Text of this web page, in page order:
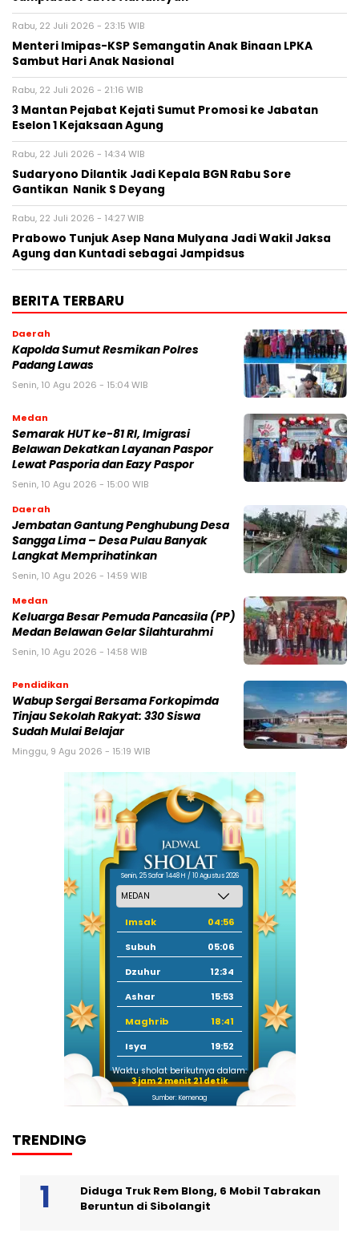
Rabu, 22 Juli 2026 - 23:15 WIB
Menteri Imipas-KSP Semangatin Anak Binaan LPKA
Sambut Hari Anak Nasional
Rabu, 22 Juli 2026 - 21:16 WIB
3 Mantan Pejabat Kejati Sumut Promosi ke Jabatan
Eselon 1 Kejaksaan Agung
Rabu, 22 Juli 2026 - 14:34 WIB
Sudaryono Dilantik Jadi Kepala BGN Rabu Sore
Gantikan Nanik S Deyang
Rabu, 22 Juli 2026 - 14:27 WIB
Prabowo Tunjuk Asep Nana Mulyana Jadi Wakil Jaksa
Agung dan Kuntadi sebagai Jampidsus
BERITA TERBARU
Daerah
Kapolda Sumut Resmikan Polres
Padang Lawas
Senin, 10 Agu 2026 - 15:04 WIB
Medan
Semarak HUT ke-81 RI, Imigrasi
Belawan Dekatkan Layanan Paspor
Lewat Pasporia dan Eazy Paspor
Senin, 10 Agu 2026 - 15:00 WIB
Daerah
Jembatan Gantung Penghubung Desa
Sangga Lima – Desa Pulau Banyak
Langkat Memprihatinkan
Senin, 10 Agu 2026 - 14:59 WIB
Medan
Keluarga Besar Pemuda Pancasila (PP)
Medan Belawan Gelar Silahturahmi
Senin, 10 Agu 2026 - 14:58 WIB
Pendidikan
Wabup Sergai Bersama Forkopimda
Tinjau Sekolah Rakyat: 330 Siswa
Sudah Mulai Belajar
Minggu, 9 Agu 2026 - 15:19 WIB
Senin, 25 Safar 1448 H / 10 Agustus 2026
Imsak
04:56
Subuh
05:06
Dzuhur
12:34
Ashar
15:53
Maghrib
18:41
Isya
19:52
Waktu sholat berikutnya dalam:
3 jam 2 menit 20 detik
Sumber: Kemenag
TRENDING
Diduga Truk Rem Blong, 6 Mobil Tabrakan
Beruntun di Sibolangit